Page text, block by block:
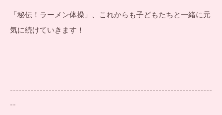
「秘伝！ラーメン体操」、これからも子どもたちと一緒に元
気に続けていきます！
--------------------------------------------------------------------
--